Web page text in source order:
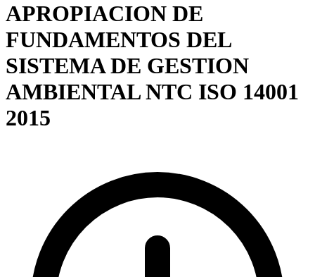
APROPIACION DE
FUNDAMENTOS DEL
SISTEMA DE GESTION
AMBIENTAL NTC ISO 14001
2015